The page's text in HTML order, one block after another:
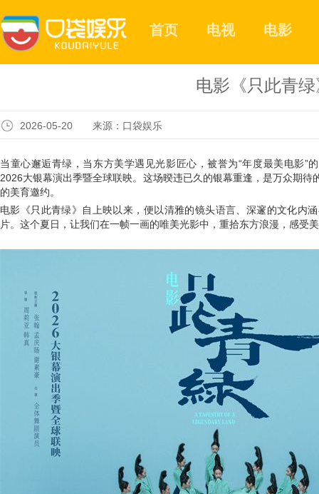
首页 电视 电影
电影《只此青
2026-05-20 来源：口袋娱乐
当童心邂逅青绿，当东方美学遇见光影匠心，被誉为“年度最美电影”
2026大银幕演出季暨全球联映。这场暌违已久的银幕重逢，是万众期
的美育邀约。
电影《只此青绿》自上映以来，便以清雅的镜头语言、深邃的文化内
片。这个夏日，让我们在一帧一画的唯美光影中，重拾东方浪漫，感受